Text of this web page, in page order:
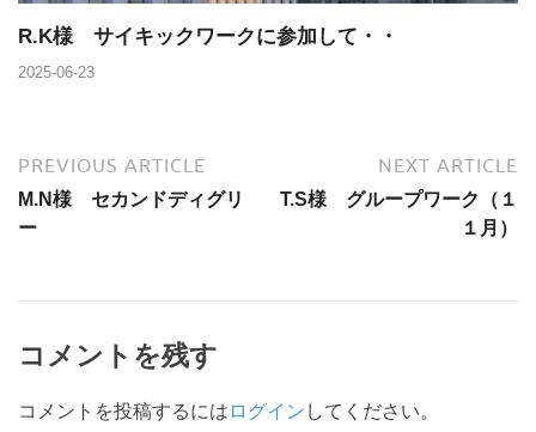
R.K様 サイキックワークに参加して・・
2025-06-23
PREVIOUS ARTICLE
M.N様 セカンドディグリ
ー
NEXT ARTICLE
T.S様 グループワーク（１
１月）
コメントを残す
コメントを投稿するには ログイン してください。